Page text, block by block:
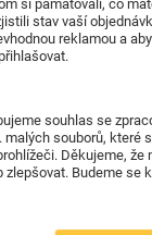
si pamatovali, co
stav vaší
reklamou a
souhlas se
malých souborů, které
Děkujeme, že
zlepšovat. Budeme se